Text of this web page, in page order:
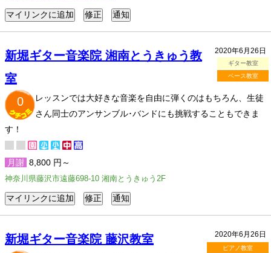
2020年6月26日
ギター教室
ベース教室
新堀ギター音楽院 湘南とうきゅう教
室
0
レッスンでは大好きな音楽を自由に弾くのはもちろん、生徒
さん同士のアンサンブル･バンドにも挑戦することもできま
す！
月謝 8,800 円～
神奈川県藤沢市遠藤698-10 湘南とうきゅう2F
2020年6月26日
ピアノ教室
新堀ギター音楽院 藤沢教室